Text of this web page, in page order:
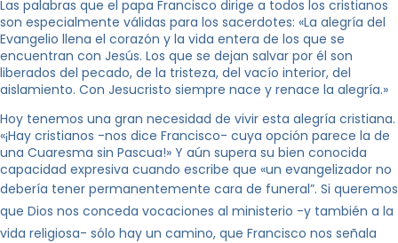
Las palabras que el papa Francisco dirige a todos los cristianos
son especialmente válidas para los sacerdotes: «La alegría del
Evangelio llena el corazón y la vida entera de los que se
encuentran con Jesús. Los que se dejan salvar por él son
liberados del pecado, de la tristeza, del vacío interior, del
aislamiento. Con Jesucristo siempre nace y renace la alegría.»
Hoy tenemos una gran necesidad de vivir esta alegría cristiana.
«¡Hay cristianos -nos dice Francisco- cuya opción parece la de
una Cuaresma sin Pascua!» Y aún supera su bien conocida
capacidad expresiva cuando escribe que «un evangelizador no
debería tener permanentemente cara de funeral”. Si queremos
que Dios nos conceda vocaciones al ministerio -y también a la
vida religiosa- sólo hay un camino, que Francisco nos señala